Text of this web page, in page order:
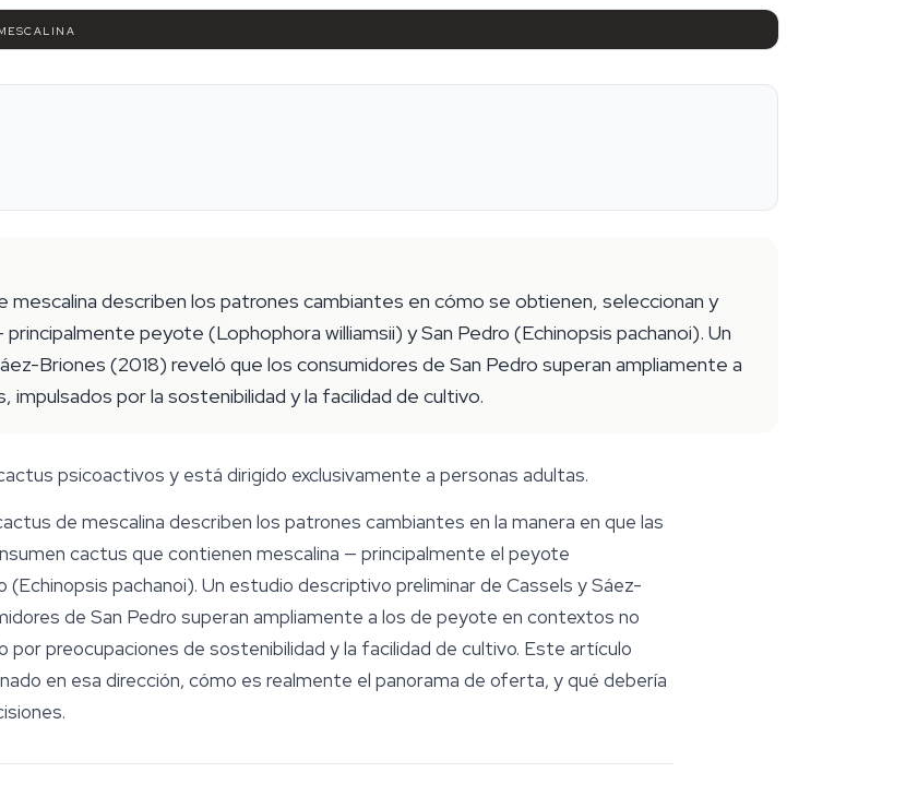
describen los patrones cambiantes en cómo se obtienen, seleccionan y
peyote (Lophophora williamsii) y San Pedro (Echinopsis pachanoi). Un
Briones (2018) reveló que los consumidores de San Pedro superan ampliamente a
por la sostenibilidad y la facilidad de cultivo.
psicoactivos y está dirigido exclusivamente a personas adultas.
de mescalina describen los patrones cambiantes en la manera en que las
cactus que contienen mescalina — principalmente el peyote
(Echinopsis pachanoi). Un estudio descriptivo preliminar de Cassels y Sáez-
de San Pedro superan ampliamente a los de peyote en contextos no
por preocupaciones de sostenibilidad y la facilidad de cultivo. Este artículo
en esa dirección, cómo es realmente el panorama de oferta, y qué debería